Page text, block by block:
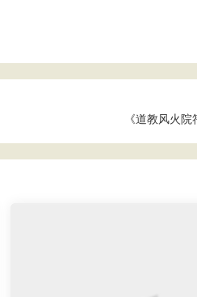
《道教风火院